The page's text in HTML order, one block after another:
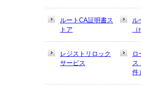
ルートCA証明書ス
トア
ル
レジストリロック
サービス
ロ
ス
件